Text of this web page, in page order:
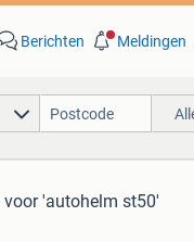
Berichten Meldingen
voor 'autohelm st50'